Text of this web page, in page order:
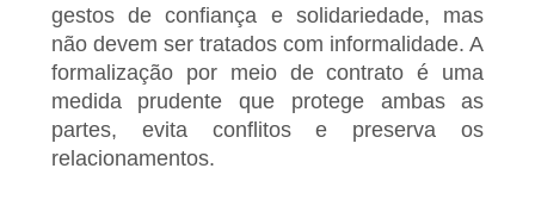
gestos de confiança e solidariedade, mas
não devem ser tratados com informalidade. A
formalização por meio de contrato é uma
medida prudente que protege ambas as
partes, evita conflitos e preserva os
relacionamentos.